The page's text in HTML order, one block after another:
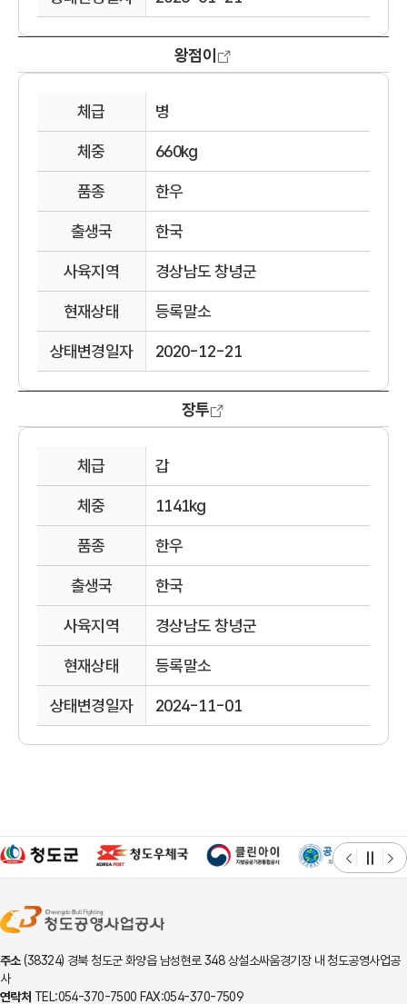
왕점이
체급 병
체중 660kg
품종 한우
출생국 한국
사육지역 경상남도 창녕군
현재상태 등록말소
상태변경일자 2020-12-21
장투
체급 갑
체중 1141kg
품종 한우
출생국 한국
사육지역 경상남도 창녕군
현재상태 등록말소
상태변경일자 2024-11-01
주소(38324) 경북 청도군 화양읍 남성현로 348 상설소싸움경기장 내 청도공영사업공
사
연락처 TEL:054-370-7500 FAX:054-370-7509